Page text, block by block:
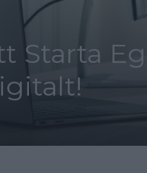
Starta